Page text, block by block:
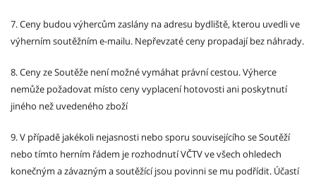
7. Ceny budou výhercům zaslány na adresu bydliště, kterou uvedli ve
výherním soutěžním e-mailu. Nepřevzaté ceny propadají bez náhrady.
8. Ceny ze Soutěže není možné vymáhat právní cestou. Výherce
nemůže požadovat místo ceny vyplacení hotovosti ani poskytnutí
jiného než uvedeného zboží
9. V případě jakékoli nejasnosti nebo sporu souvisejícího se Soutěží
nebo tímto herním řádem je rozhodnutí VČTV ve všech ohledech
konečným a závazným a soutěžící jsou povinni se mu podřídit. Účastí